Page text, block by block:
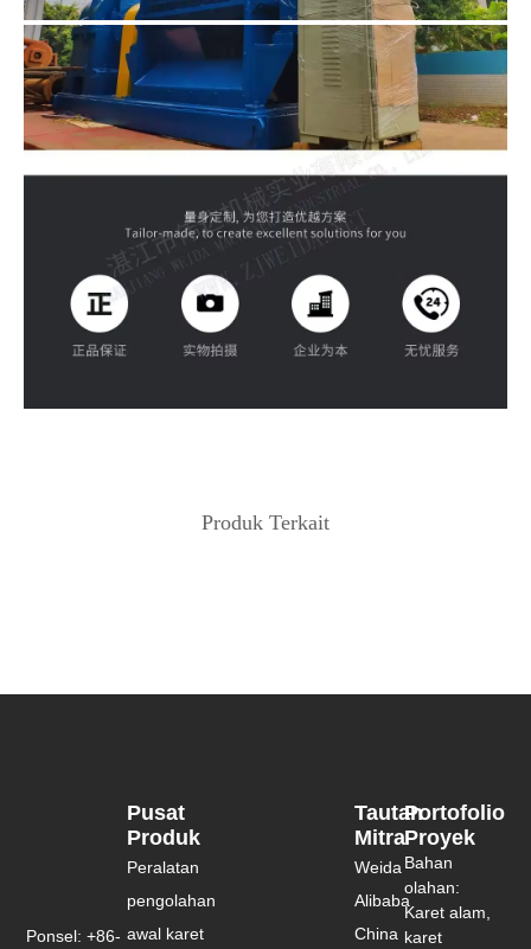
Produk Terkait
Tautan
Mitra
Weida
Alibaba
China
Pusat
Produk
Peralatan
pengolahan
awal karet
Portofolio
Proyek
Bahan
olahan:
Karet alam,
karet
Ponsel: +86-